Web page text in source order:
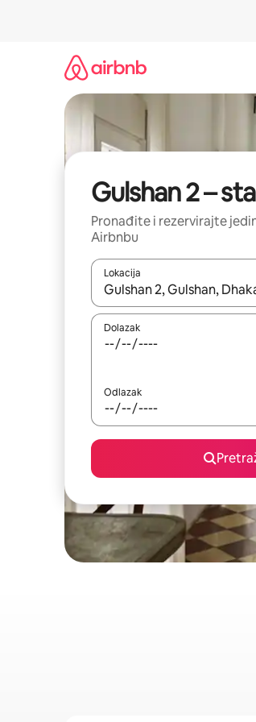
Gulshan 2 –
Pronađite i rezervirajte
Airbnbu
Lokacija
Kada budu dostupni
Dolazak
Odlazak